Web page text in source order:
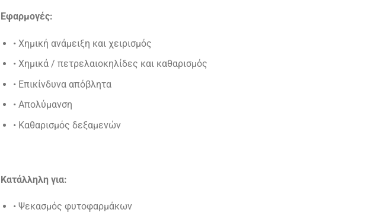
Εφαρμογές:
• Χημική ανάμειξη και χειρισμός
• Χημικά / πετρελαιοκηλίδες και καθαρισμός
• Επικίνδυνα απόβλητα
• Απολύμανση
• Καθαρισμός δεξαμενών
Κατάλληλη για:
• Ψεκασμός φυτοφαρμάκων